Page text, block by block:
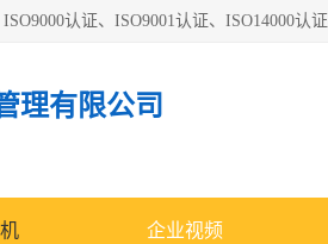
认证、ISO9001认证、ISO14000认
理有限公司
企业视频